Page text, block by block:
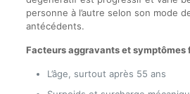
personne à l’autre selon son mode
antécédents.
Facteurs aggravants et symptômes
L’âge, surtout après 55 ans